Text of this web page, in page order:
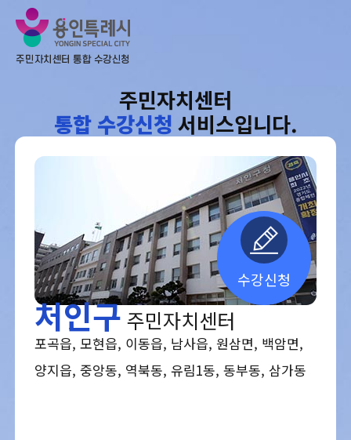
주민자치센터
통합 수강신청 서비스입니다.
처인구주민자치센터
수강신청
포곡읍, 모현읍, 이동읍, 남사읍, 원삼면, 백암면,
양지읍, 중앙동, 역북동, 유림1동, 동부동, 삼가동